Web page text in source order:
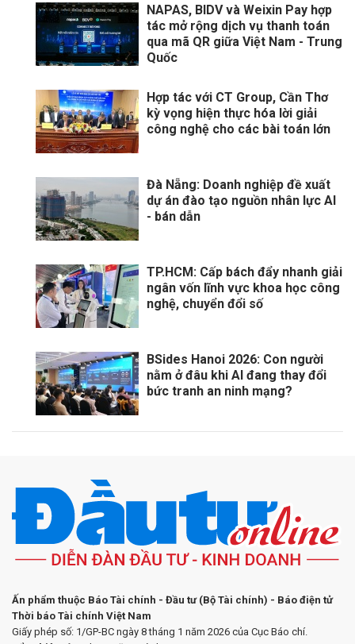
NAPAS, BIDV và Weixin Pay hợp
tác mở rộng dịch vụ thanh toán
qua mã QR giữa Việt Nam - Trung
Quốc
Hợp tác với CT Group, Cần Thơ
kỳ vọng hiện thực hóa lời giải
công nghệ cho các bài toán lớn
Đà Nẵng: Doanh nghiệp đề xuất
dự án đào tạo nguồn nhân lực AI
- bán dẫn
TP.HCM: Cấp bách đẩy nhanh giải
ngân vốn lĩnh vực khoa học công
nghệ, chuyển đổi số
BSides Hanoi 2026: Con người
nằm ở đâu khi AI đang thay đổi
bức tranh an ninh mạng?
Ấn phẩm thuộc Báo Tài chính - Đầu tư (Bộ Tài chính) - Báo điện tử
Thời báo Tài chính Việt Nam
Giấy phép số: 1/GP-BC ngày 8 tháng 1 năm 2026 của Cục Báo chí.